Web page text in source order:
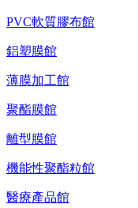
PVC軟質膠布館
鋁塑膜館
薄膜加工館
聚酯膜館
離型膜館
機能性聚酯粒館
醫療產品館